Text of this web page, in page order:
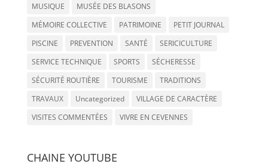
MUSIQUE
MUSÉE DES BLASONS
MÉMOIRE COLLECTIVE
PATRIMOINE
PETIT JOURNAL
PISCINE
PREVENTION SANTÉ
SERICICULTURE
SERVICE TECHNIQUE
SPORTS
SÉCHERESSE
SÉCURITÉ ROUTIÈRE
TOURISME
TRADITIONS
TRAVAUX
Uncategorized
VILLAGE DE CARACTÈRE
VISITES COMMENTÉES
VIVRE EN CEVENNES
CHAINE YOUTUBE